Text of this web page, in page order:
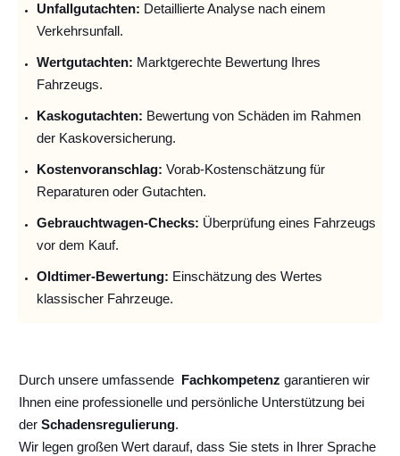
Unfallgutachten: Detaillierte Analyse nach einem
Verkehrsunfall.
Wertgutachten: Marktgerechte Bewertung Ihres
Fahrzeugs.
Kaskogutachten: Bewertung von Schäden im Rahmen
der Kaskoversicherung.
Kostenvoranschlag: Vorab-Kostenschätzung für
Reparaturen oder Gutachten.
Gebrauchtwagen-Checks: Überprüfung eines Fahrzeugs
vor dem Kauf.
Oldtimer-Bewertung: Einschätzung des Wertes
klassischer Fahrzeuge.
Durch unsere umfassende Fachkompetenz garantieren wir
Ihnen eine professionelle und persönliche Unterstützung bei
der Schadensregulierung.
Wir legen großen Wert darauf, dass Sie stets in Ihrer Sprache